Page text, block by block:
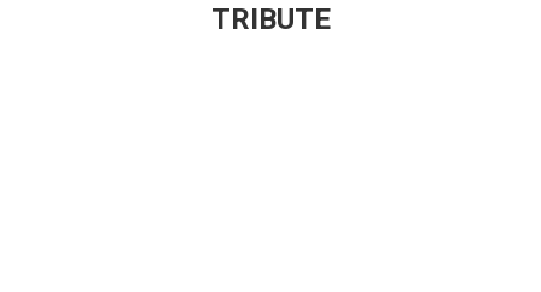
TRIBUTE